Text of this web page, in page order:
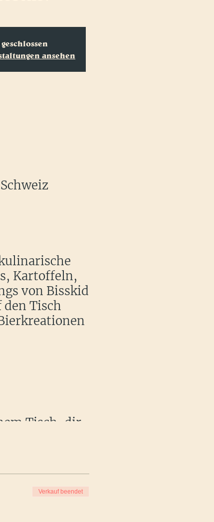
ansehen
Kartoffeln,
von Bisskid
Tisch
Tisch, dir
Verkauf beendet